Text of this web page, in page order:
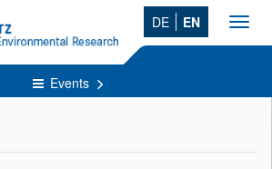
DE EN
Events